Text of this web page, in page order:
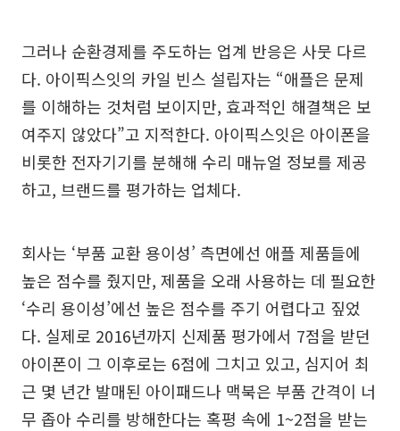
그러나 순환경제를 주도하는 업계 반응은 사뭇 다르
다. 아이픽스잇의 카일 빈스 설립자는 “애플은 문제
를 이해하는 것처럼 보이지만, 효과적인 해결책은 보
여주지 않았다”고 지적한다. 아이픽스잇은 아이폰을
비롯한 전자기기를 분해해 수리 매뉴얼 정보를 제공
하고, 브랜드를 평가하는 업체다.
회사는 ‘부품 교환 용이성’ 측면에선 애플 제품들에
높은 점수를 줬지만, 제품을 오래 사용하는 데 필요한
‘수리 용이성’에선 높은 점수를 주기 어렵다고 짚었
다. 실제로 2016년까지 신제품 평가에서 7점을 받던
아이폰이 그 이후로는 6점에 그치고 있고, 심지어 최
근 몇 년간 발매된 아이패드나 맥북은 부품 간격이 너
무 좁아 수리를 방해한다는 혹평 속에 1~2점을 받는